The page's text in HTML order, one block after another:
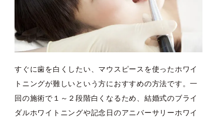
すぐに歯を白くしたい、マウスピースを使ったホワイ
トニングが難しいという方におすすめの方法です。一
回の施術で１～２段階白くなるため、結婚式のブライ
ダルホワイトニングや記念日のアニバーサリーホワイ